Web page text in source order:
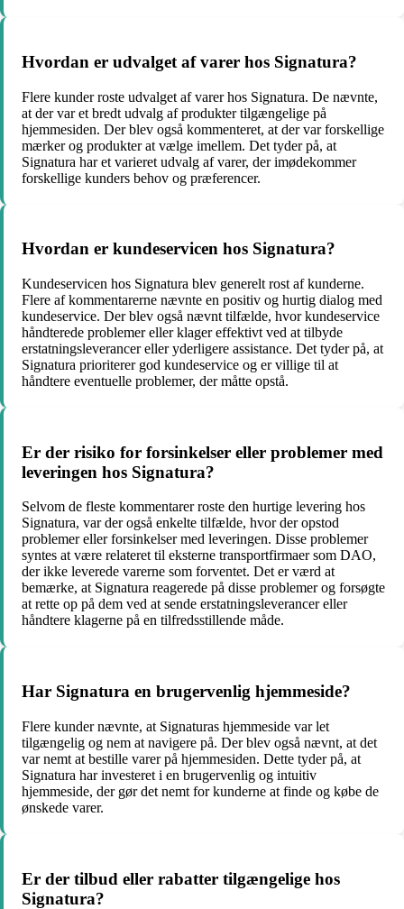
Hvordan er udvalget af varer hos Signatura?
Flere kunder roste udvalget af varer hos Signatura. De nævnte,
at der var et bredt udvalg af produkter tilgængelige på
hjemmesiden. Der blev også kommenteret, at der var forskellige
mærker og produkter at vælge imellem. Det tyder på, at
Signatura har et varieret udvalg af varer, der imødekommer
forskellige kunders behov og præferencer.
Hvordan er kundeservicen hos Signatura?
Kundeservicen hos Signatura blev generelt rost af kunderne.
Flere af kommentarerne nævnte en positiv og hurtig dialog med
kundeservice. Der blev også nævnt tilfælde, hvor kundeservice
håndterede problemer eller klager effektivt ved at tilbyde
erstatningsleverancer eller yderligere assistance. Det tyder på, at
Signatura prioriterer god kundeservice og er villige til at
håndtere eventuelle problemer, der måtte opstå.
Er der risiko for forsinkelser eller problemer med
leveringen hos Signatura?
Selvom de fleste kommentarer roste den hurtige levering hos
Signatura, var der også enkelte tilfælde, hvor der opstod
problemer eller forsinkelser med leveringen. Disse problemer
syntes at være relateret til eksterne transportfirmaer som DAO,
der ikke leverede varerne som forventet. Det er værd at
bemærke, at Signatura reagerede på disse problemer og forsøgte
at rette op på dem ved at sende erstatningsleverancer eller
håndtere klagerne på en tilfredsstillende måde.
Har Signatura en brugervenlig hjemmeside?
Flere kunder nævnte, at Signaturas hjemmeside var let
tilgængelig og nem at navigere på. Der blev også nævnt, at det
var nemt at bestille varer på hjemmesiden. Dette tyder på, at
Signatura har investeret i en brugervenlig og intuitiv
hjemmeside, der gør det nemt for kunderne at finde og købe de
ønskede varer.
Er der tilbud eller rabatter tilgængelige hos
Signatura?